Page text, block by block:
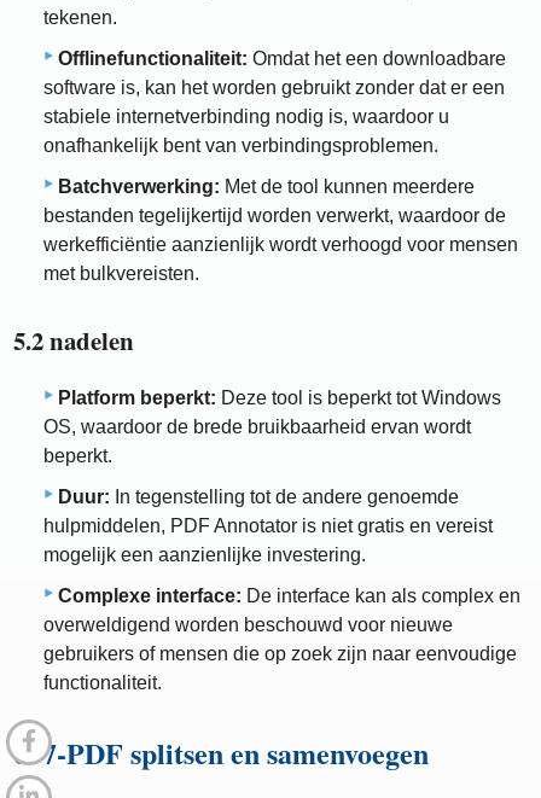
tekenen.
Offlinefunctionaliteit: Omdat het een downloadbare
software is, kan het worden gebruikt zonder dat er een
stabiele internetverbinding nodig is, waardoor u
onafhankelijk bent van verbindingsproblemen.
Batchverwerking: Met de tool kunnen meerdere
bestanden tegelijkertijd worden verwerkt, waardoor de
werkefficiëntie aanzienlijk wordt verhoogd voor mensen
met bulkvereisten.
5.2 nadelen
Platform beperkt: Deze tool is beperkt tot Windows
OS, waardoor de brede bruikbaarheid ervan wordt
beperkt.
Duur: In tegenstelling tot de andere genoemde
hulpmiddelen, PDF Annotator is niet gratis en vereist
mogelijk een aanzienlijke investering.
Complexe interface: De interface kan als complex en
overweldigend worden beschouwd voor nieuwe
gebruikers of mensen die op zoek zijn naar eenvoudige
functionaliteit.
6. 7-PDF splitsen en samenvoegen